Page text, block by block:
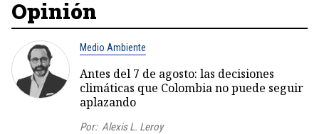
Opinión
Medio Ambiente
Antes del 7 de agosto: las decisiones
climáticas que Colombia no puede seguir
aplazando
Por: Alexis L. Leroy